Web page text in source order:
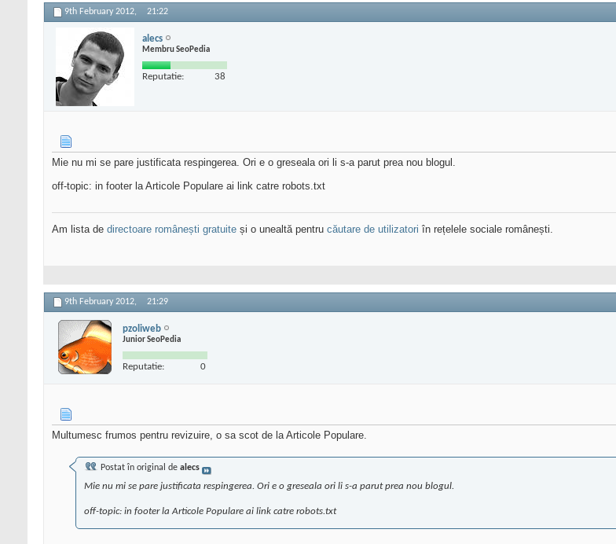
9th February 2012, 21:22
alecs
Membru SeoPedia
Reputatie: 38
Mie nu mi se pare justificata respingerea. Ori e o greseala ori li s-a parut prea nou blogul.
off-topic: in footer la Articole Populare ai link catre robots.txt
Am lista de directoare românești gratuite și o unealtă pentru căutare de utilizatori în rețelele sociale românești.
9th February 2012, 21:29
pzoliweb
Junior SeoPedia
Reputatie: 0
Multumesc frumos pentru revizuire, o sa scot de la Articole Populare.
Postat în original de alecs
Mie nu mi se pare justificata respingerea. Ori e o greseala ori li s-a parut prea nou blogul.
off-topic: in footer la Articole Populare ai link catre robots.txt